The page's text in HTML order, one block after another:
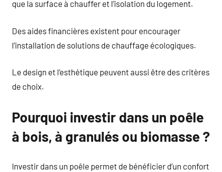
que la surface à chauffer et l’isolation du logement.
Des aides financières existent pour encourager
l’installation de solutions de chauffage écologiques.
Le design et l’esthétique peuvent aussi être des critères
de choix.
Pourquoi investir dans un poêle
à bois, à granulés ou biomasse ?
Investir dans un poêle permet de bénéficier d’un confort